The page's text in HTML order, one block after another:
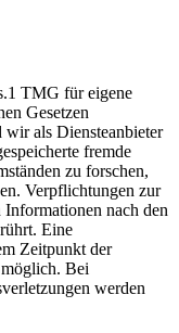
TMG für eigene
Gesetzen
als Diensteanbieter
fremde
zu forschen,
Verpflichtungen zur
nach den
Eine
Zeitpunkt der
Bei
werden